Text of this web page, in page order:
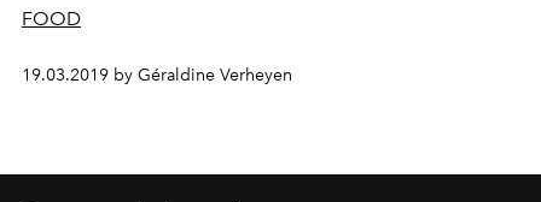
FOOD
19.03.2019 by Géraldine Verheyen